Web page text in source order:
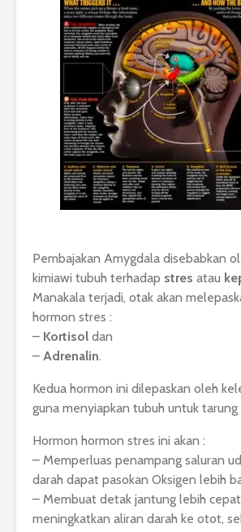
Pembajakan Amygdala disebabkan
kimiawi tubuh terhadap stres atau
Manakala terjadi, otak akan
hormon stres :
– Kortisol dan
– Adrenalin.
Kedua hormon ini dilepaskan oleh
guna menyiapkan tubuh untuk tarung
Hormon hormon stres ini akan :
– Memperluas penampang saluran
darah dapat pasokan Oksigen lebih
– Membuat detak jantung lebih
meningkatkan aliran darah ke otot,